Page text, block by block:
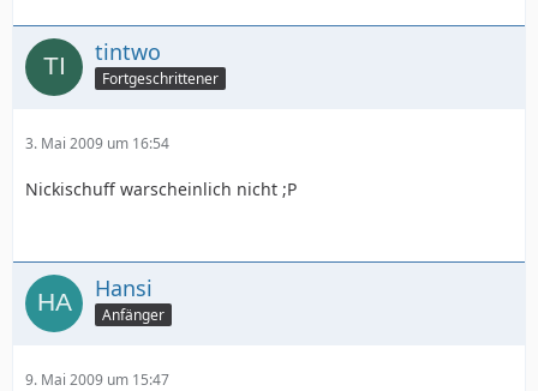
tintwo
Fortgeschrittener
3. Mai 2009 um 16:54
Nickischuff warscheinlich nicht ;P
Hansi
Anfänger
9. Mai 2009 um 15:47